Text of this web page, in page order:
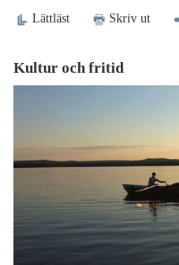
Lättläst Skriv ut
Kultur och fritid